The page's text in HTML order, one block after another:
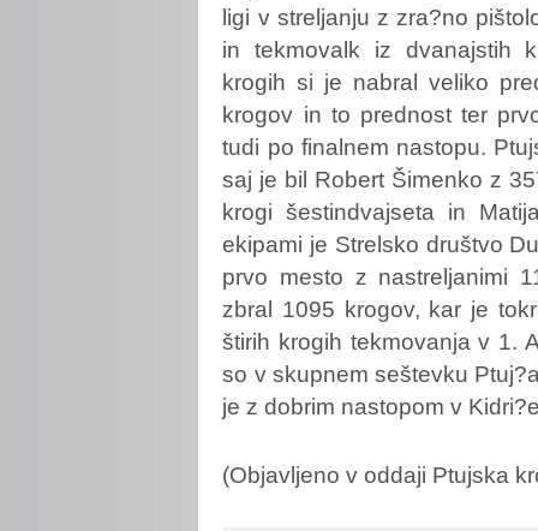
ligi v streljanju z zra?no
in tekmovalk iz dvanajstih
krogih si je nabral veliko
krogov in to prednost ter
tudi po finalnem nastopu.
saj je bil Robert Šimenko z
krogi šestindvajseta in
ekipami je Strelsko društvo
prvo mesto z nastreljanimi
zbral 1095 krogov, kar je
štirih krogih tekmovanja v 1.
so v skupnem seštevku
je z dobrim nastopom v
(Objavljeno v oddaji Ptujska